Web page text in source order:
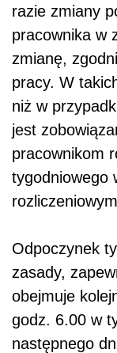
razie zmiany
pracownika w
zmianę,
pracy. W
niż w
jest
pracownikom
tygodniowego
Odpoczynek
zasady,
obejmuje
godz. 6.00 w
następnego